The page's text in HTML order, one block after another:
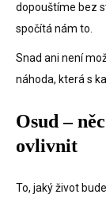
dopouštíme bez
spočítá nám to.
Snad ani není
náhoda, která s
Osud –
ovlivnit
To, jaký život